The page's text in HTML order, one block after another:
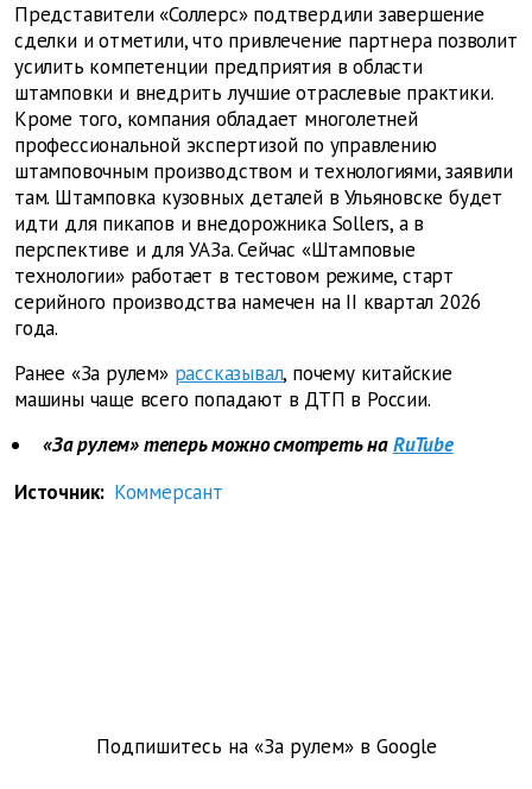
Представители «Соллерс» подтвердили завершение
сделки и отметили, что привлечение партнера позволит
усилить компетенции предприятия в области
штамповки и внедрить лучшие отраслевые практики.
Кроме того, компания обладает многолетней
профессиональной экспертизой по управлению
штамповочным производством и технологиями, заявили
там. Штамповка кузовных деталей в Ульяновске будет
идти для пикапов и внедорожника Sollers, а в
перспективе и для УАЗа. Сейчас «Штамповые
технологии» работает в тестовом режиме, старт
серийного производства намечен на II квартал 2026
года.
Ранее «За рулем» рассказывал, почему китайские
машины чаще всего попадают в ДТП в России.
«За рулем» теперь можно смотреть наRuTube
Источник: Коммерсант
Подпишитесь на «За рулем» в Google